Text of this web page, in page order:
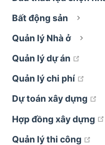
Bất động sản
Quản lý Nhà ở
Quản lý dự án
Quản lý chi phí
Dự toán xây dựng
Hợp đồng xây dựng
Quản lý thi công